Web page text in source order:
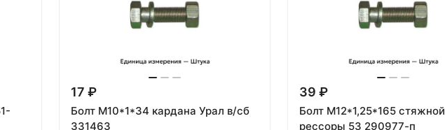
17 ₽
Болт М10*1*34 кардана Урал в/сб
331463
39 ₽
Болт М12*1,25*165 стяжной
рессоры 53 290977-п